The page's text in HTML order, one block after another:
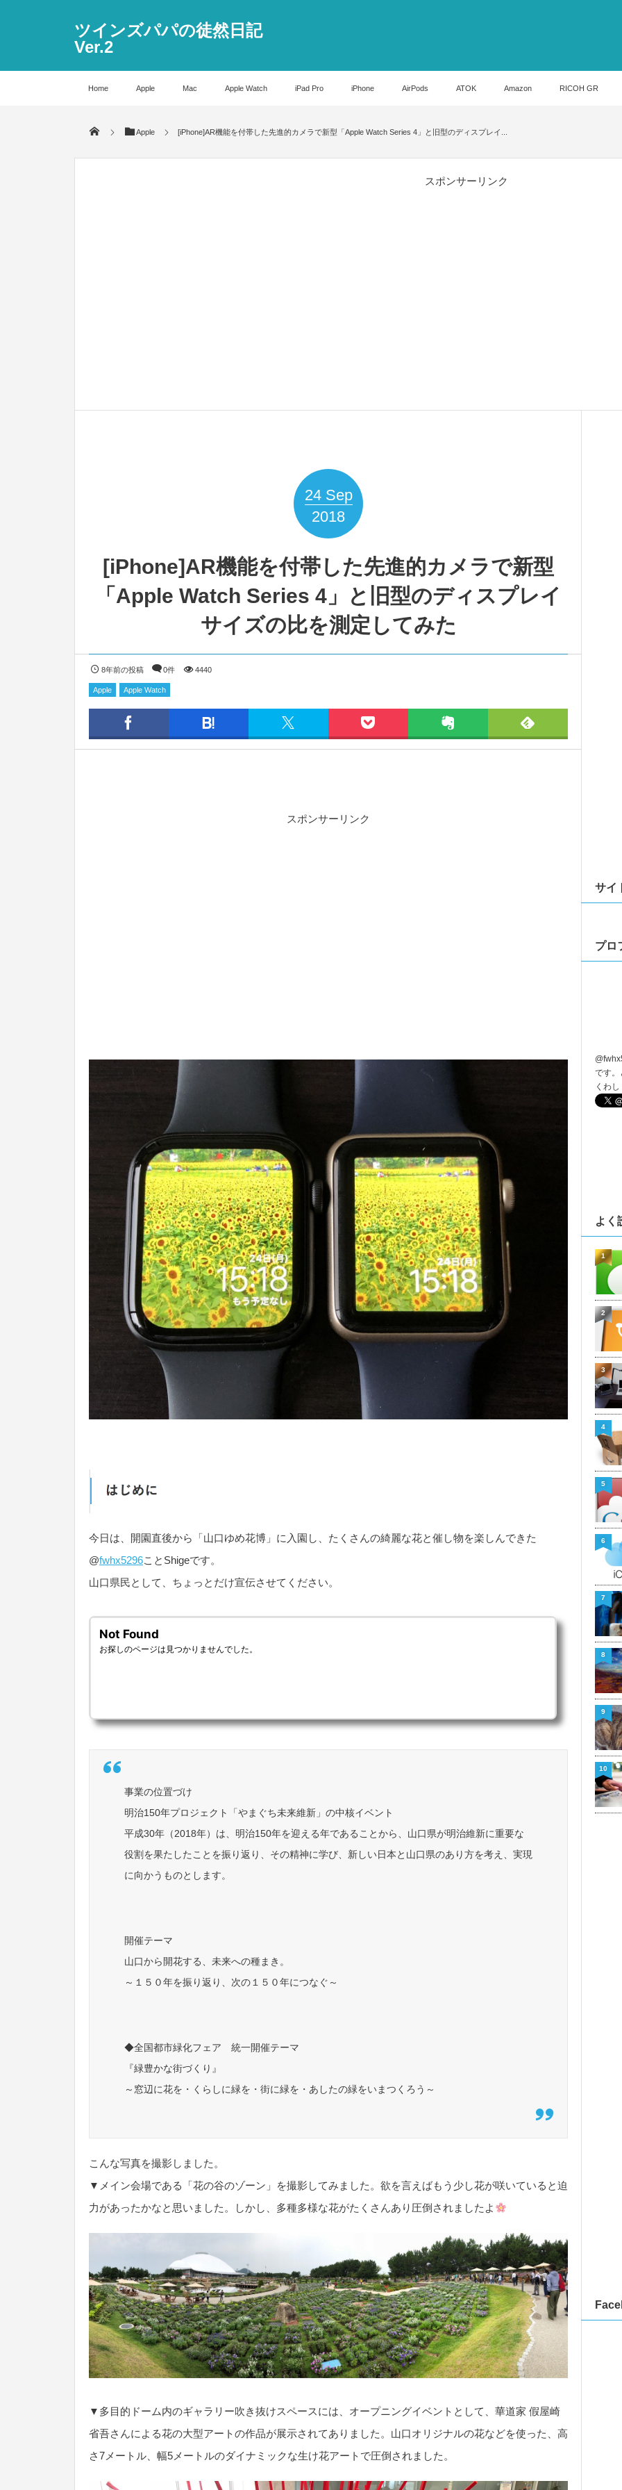
ツインズパパの徒然日記
Ver.2
Home Apple Mac Apple Watch iPad Pro iPhone AirPods ATOK Amazon RICOH GR
Apple [iPhone]AR機能を付帯した先進的カメラで新型「Apple Watch Series 4」と旧型のディスプレイ...
スポンサーリンク
24 Sep
2018
[iPhone]AR機能を付帯した先進的カメラで新型
「Apple Watch Series 4」と旧型のディスプレイ
サイズの比を測定してみた
8年前の投稿 0件 4440
Apple Apple Watch
スポンサーリンク
今日は、開園直後から「山口ゆめ花博」に入園し、たくさんの綺麗な花と催し物を楽しんできた
@fwhx5296ことShigeです。
山口県民として、ちょっとだけ宣伝させてください。
事業の位置づけ
明治150年プロジェクト「やまぐち未来維新」の中核イベント
平成30年（2018年）は、明治150年を迎える年であることから、山口県が明治維新に重要な
役割を果たしたことを振り返り、その精神に学び、新しい日本と山口県のあり方を考え、実現
に向かうものとします。
開催テーマ
山口から開花する、未来への種まき。
～１５０年を振り返り、次の１５０年につなぐ～
◆全国都市緑化フェア 統一開催テーマ
『緑豊かな街づくり』
～窓辺に花を・くらしに緑を・街に緑を・あしたの緑をいまつくろう～
こんな写真を撮影しました。
▼メイン会場である「花の谷のゾーン」を撮影してみました。欲を言えばもう少し花が咲いていると迫
力があったかなと思いました。しかし、多種多様な花がたくさんあり圧倒されましたよ
▼多目的ドーム内のギャラリー吹き抜けスペースには、オープニングイベントとして、華道家 假屋崎
省吾さんによる花の大型アートの作品が展示されてありました。山口オリジナルの花などを使った、高
さ7メートル、幅5メートルのダイナミックな生け花アートで圧倒されました。
サイ
プロ
@
です。
くわ
よく
1
2
3
4
5
6
7
8
9
10